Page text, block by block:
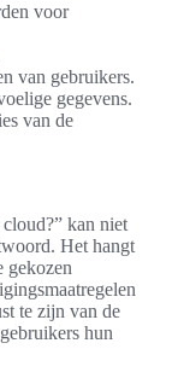
voor
van gebruikers.
gegevens.
van de
kan niet
Het hangt
gekozen
te zijn van de
hun